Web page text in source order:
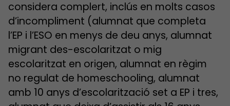
considera complert, inclús en molts casos
d’incompliment (alumnat que completa
l’EP i l’ESO en menys de deu anys, alumnat
migrant des-escolaritzat o mig
escolaritzat en origen, alumnat en règim
no regulat de homeschooling, alumnat
amb 10 anys d’escolarització set a EP i tres,